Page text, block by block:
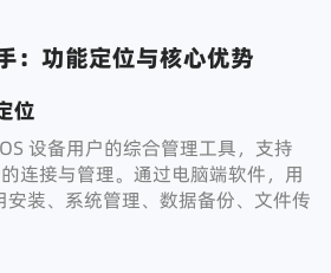
：功能定位与核心优势
位
设备用户的综合管理工具，支持
连接与管理。通过电脑端软件，用
装、系统管理、数据备份、文件传